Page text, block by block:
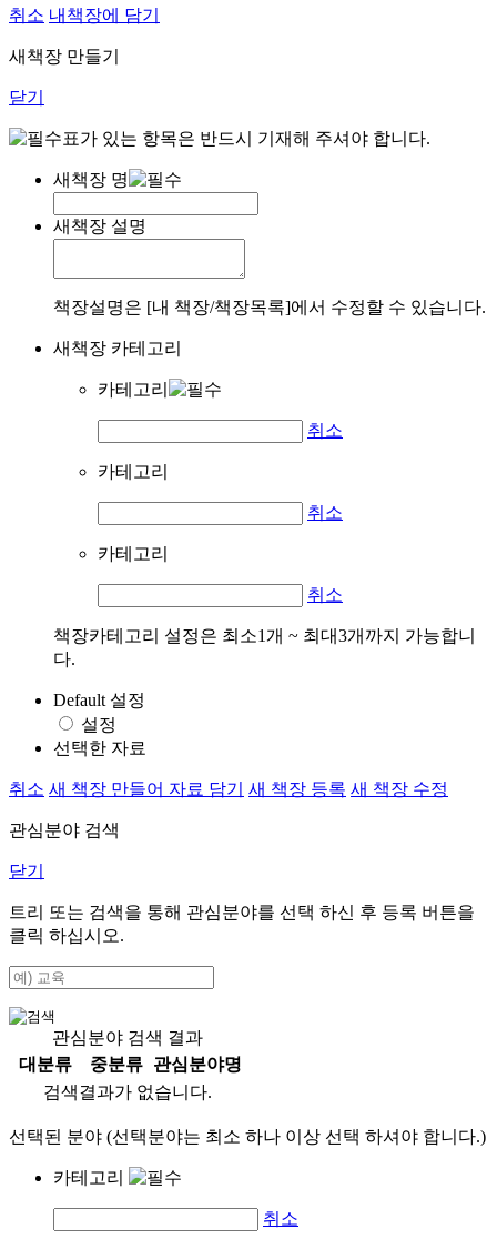
취소 내책장에 담기
새책장 만들기
닫기
표가 있는 항목은 반드시 기재해 주셔야 합니다.
새책장 명
새책장 설명
책장설명은 [내 책장/책장목록]에서 수정할 수 있습니다.
새책장 카테고리
카테고리
취소
카테고리
취소
카테고리
취소
책장카테고리 설정은 최소1개 ~ 최대3개까지 가능합니
다.
Default 설정
설정
선택한 자료
취소 새 책장 만들어 자료 담기 새 책장 등록 새 책장 수정
관심분야 검색
닫기
트리 또는 검색을 통해 관심분야를 선택 하신 후 등록 버튼을
클릭 하십시오.
관심분야 검색 결과
대분류
중분류
관심분야명
검색결과가 없습니다.
선택된 분야 (선택분야는 최소 하나 이상 선택 하셔야 합니다.)
카테고리
취소